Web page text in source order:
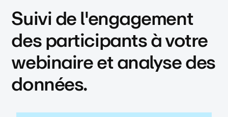
Suivi de l'engagement
des participants à votre
webinaire et analyse des
données.